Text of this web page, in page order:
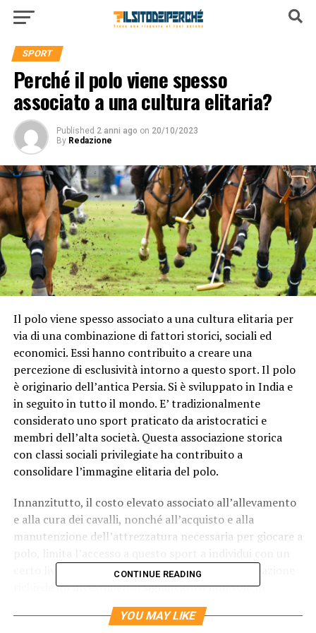
SPORT
Perché il polo viene spesso
associato a una cultura elitaria?
Published 2 anni ago on 20/10/2023
By Redazione
Il polo viene spesso associato a una cultura elitaria per
via di una combinazione di fattori storici, sociali ed
economici. Essi hanno contribuito a creare una
percezione di esclusività intorno a questo sport. Il polo
è originario dell’antica Persia. Si è sviluppato in India e
in seguito in tutto il mondo. E’ tradizionalmente
considerato uno sport praticato da aristocratici e
membri dell’alta società. Questa associazione storica
con classi sociali privilegiate ha contribuito a
consolidare l’immagine elitaria del polo.
Innanzitutto, il costo elevato associato all’allevamento
e alla cura dei cavalli, nonché all’acquisto e alla
manutenzione dell’attrezzatura necessaria per giocare a
certo livello di benessere finanziario. La partecipazione
richiede un investimento significativo non solo in
termini di tempo e denaro, ma anche in termini di
conoscenza e competenza nel mondo equestre.
CONTINUE READING
YOU MAY LIKE